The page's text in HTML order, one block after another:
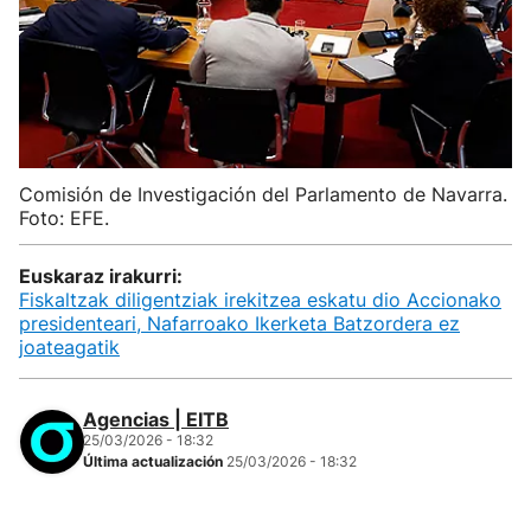
Comisión de Investigación del Parlamento de Navarra.
Foto: EFE.
Euskaraz irakurri:
Fiskaltzak diligentziak irekitzea eskatu dio Accionako
presidenteari, Nafarroako Ikerketa Batzordera ez
joateagatik
Agencias | EITB
25/03/2026 - 18:32
Última actualización 25/03/2026 - 18:32